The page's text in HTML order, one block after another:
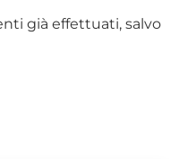
già effettuati, salvo